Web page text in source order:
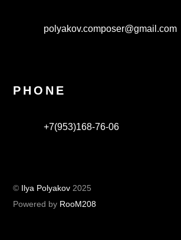
polyakov.composer@gmail.com
PHONE
+7(953)168-76-06
© Ilya Polyakov 2025
Powered by RooM208